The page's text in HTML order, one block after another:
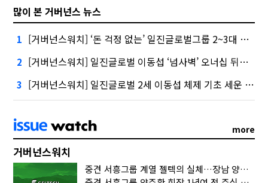
많이 본 거버넌스 뉴스
1 [거버넌스워치] ‘돈 걱정 없는’ 일진글로벌그룹 2~3대 승계 ‘술술’
2 [거버넌스워치] 일진글로벌 이동섭 ‘넘사벽’ 오너십 뒤엔 ‘1조 주식 소각’
3 [거버넌스워치] 일진글로벌 2세 이동섭 체제 기초 세운 ‘일진 2640억’
more
거버넌스워치
중견 서흥그룹 계열 젤텍의 실체…장남 양준택의 ‘마르지 않는 샘’